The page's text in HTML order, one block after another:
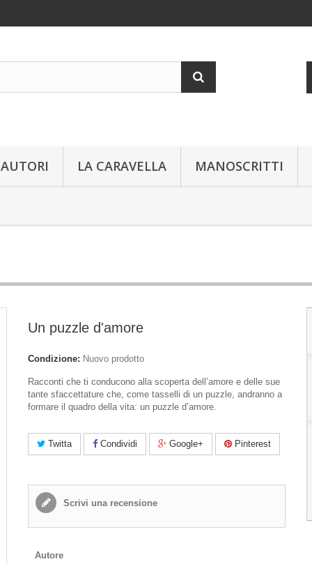
AUTORI LA CARAVELLA MANOSCRITTI
Un puzzle d'amore
Condizione: Nuovo prodotto
Racconti che ti conducono alla scoperta dell’amore e delle sue
tante sfaccettature che, come tasselli di un puzzle, andranno a
formare il quadro della vita: un puzzle d’amore.
Twitta Condividi Google+ Pinterest
Scrivi una recensione
Autore